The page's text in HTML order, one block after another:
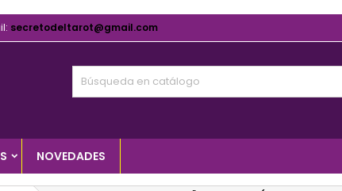
secretodeltarot@gmail.com
NOVEDADES